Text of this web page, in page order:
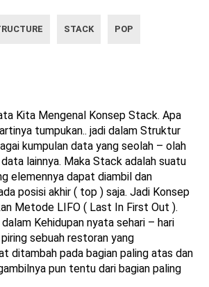
STACK POP
Kita Mengenal Konsep Stack. Apa
tumpukan.. jadi dalam Struktur
kumpulan data yang seolah – olah
lainnya. Maka Stack adalah suatu
elemennya dapat diambil dan
posisi akhir ( top ) saja. Jadi Konsep
Metode LIFO ( Last In First Out ).
Kehidupan nyata sehari – hari
sebuah restoran yang
ditambah pada bagian paling atas dan
pun tentu dari bagian paling